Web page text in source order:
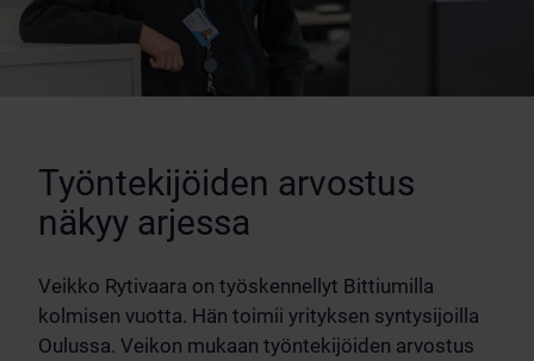
Työntekijöiden arvostus
näkyy arjessa
Veikko Rytivaara on työskennellyt Bittiumilla
kolmisen vuotta. Hän toimii yrityksen syntysijoilla
Oulussa. Veikon mukaan työntekijöiden arvostus